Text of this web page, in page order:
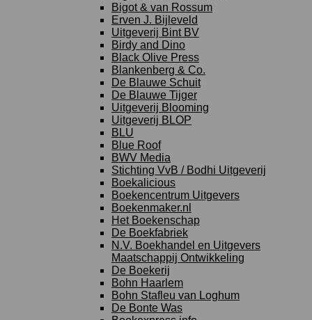
Bigot & van Rossum
Erven J. Bijleveld
Uitgeverij Bint BV
Birdy and Dino
Black Olive Press
Blankenberg & Co.
De Blauwe Schuit
De Blauwe Tijger
Uitgeverij Blooming
Uitgeverij BLOP
BLU
Blue Roof
BWV Media
Stichting VvB / Bodhi Uitgeverij
Boekalicious
Boekencentrum Uitgevers
Boekenmaker.nl
Het Boekenschap
De Boekfabriek
N.V. Boekhandel en Uitgevers
Maatschappij Ontwikkeling
De Boekerij
Bohn Haarlem
Bohn Stafleu van Loghum
De Bonte Was